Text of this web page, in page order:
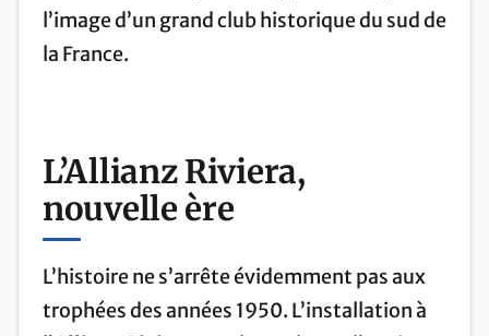
l’image d’un grand club historique du sud de
la France.
L’Allianz Riviera,
nouvelle ère
L’histoire ne s’arrête évidemment pas aux
trophées des années 1950. L’installation à